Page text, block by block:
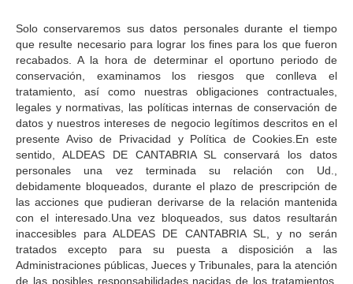
Solo conservaremos sus datos personales durante el tiempo
que resulte necesario para lograr los fines para los que fueron
recabados. A la hora de determinar el oportuno periodo de
conservación, examinamos los riesgos que conlleva el
tratamiento, así como nuestras obligaciones contractuales,
legales y normativas, las políticas internas de conservación de
datos y nuestros intereses de negocio legítimos descritos en el
presente Aviso de Privacidad y Política de Cookies.En este
sentido, ALDEAS DE CANTABRIA SL conservará los datos
personales una vez terminada su relación con Ud.,
debidamente bloqueados, durante el plazo de prescripción de
las acciones que pudieran derivarse de la relación mantenida
con el interesado.Una vez bloqueados, sus datos resultarán
inaccesibles para ALDEAS DE CANTABRIA SL, y no serán
tratados excepto para su puesta a disposición a las
Administraciones públicas, Jueces y Tribunales, para la atención
de las posibles responsabilidades nacidas de los tratamientos,